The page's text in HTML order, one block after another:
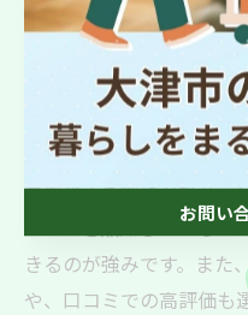
るので、より快適な住環
便利屋の不用品回収が
滋賀県で便利屋の不用
着型のきめ細やかなサー
ニーズを熟知しているた
きるのが強みです。また
や、口コミでの高評価も
お問い
お問い